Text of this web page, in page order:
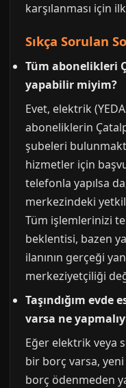
karşılanması için
Sıkça Sorulan
Tüm abonelikleri
yapabilir miyim?
Evet, elektrik
aboneliklerin
şubeleri
hizmetler için
telefonla yapılsa
merkezindeki
Tüm işlemlerinizi
beklentisi, bazen
ilanının gerçeği
merkeziyetçiliği
Taşındığım evde
varsa ne
Eğer elektrik veya
bir borç varsa,
borç ödenmeden